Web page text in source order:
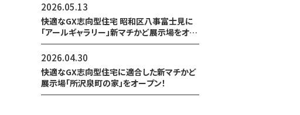
2026.05.13
快適なGX志向型住宅 昭和区八事富士見に
「アールギャラリー」新マチかど展示場をオー
プン予定！
2026.04.30
快適なGX志向型住宅に適合した新マチかど
展示場「所沢泉町の家」をオープン！